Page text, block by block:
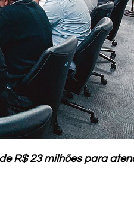
R$ 23 milhões para